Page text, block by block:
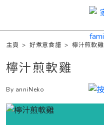
主頁 >好煮意食譜 >檸汁煎軟雞
檸汁煎軟雞
By anniNeko